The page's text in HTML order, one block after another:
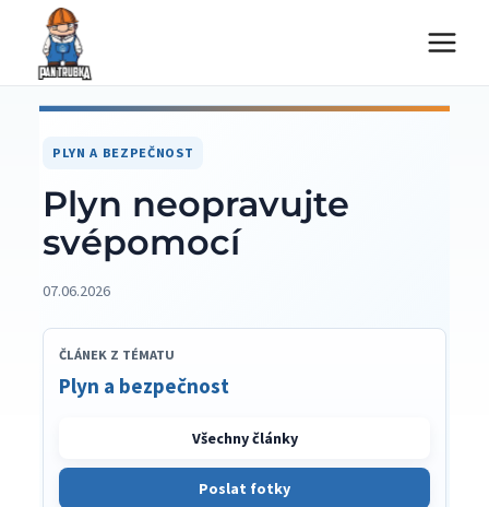
Přeskočit
obsah
PLYN A BEZPEČNOST
Plyn neopravujte
svépomocí
07.06.2026
ČLÁNEK Z TÉMATU
Plyn a bezpečnost
Všechny články
Poslat fotky